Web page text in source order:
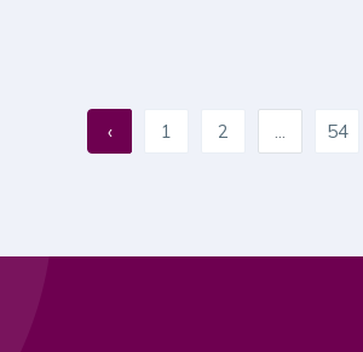
‹ 1 2 ... 54